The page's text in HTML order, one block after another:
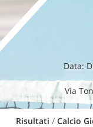
Data:
Via
Risultati / Calcio